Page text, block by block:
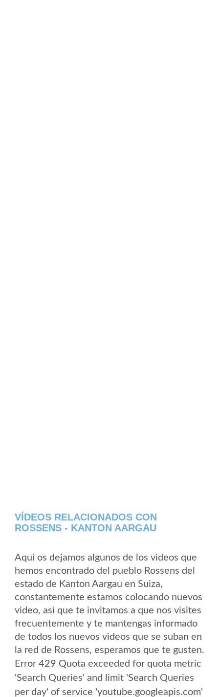
VÍDEOS RELACIONADOS CON
ROSSENS - KANTON AARGAU
Aqui os dejamos algunos de los videos que
hemos encontrado del pueblo Rossens del
estado de Kanton Aargau en Suiza,
constantemente estamos colocando nuevos
video, asi que te invitamos a que nos visites
frecuentemente y te mantengas informado
de todos los nuevos videos que se suban en
la red de Rossens, esperamos que te gusten.
Error 429 Quota exceeded for quota metric
'Search Queries' and limit 'Search Queries
per day' of service 'youtube.googleapis.com'